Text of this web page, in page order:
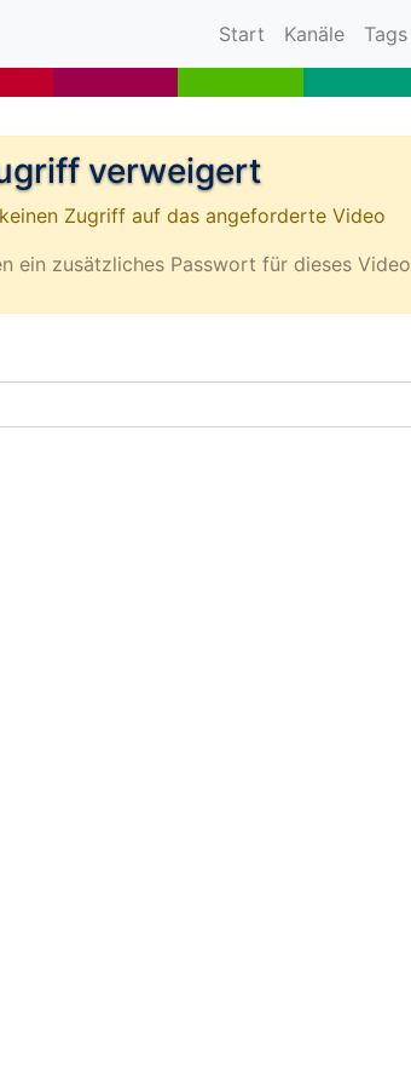
Start (current)
Kanäle Tags
verweigert
Zugriff auf das angeforderte Video
ein zusätzliches Passwort für dieses Video